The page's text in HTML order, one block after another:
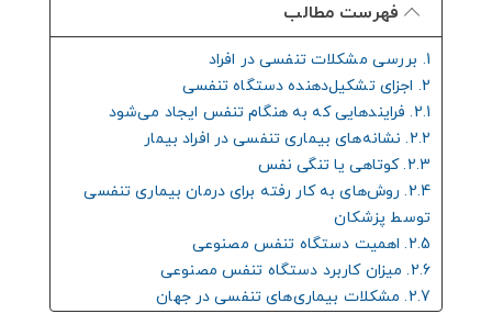
فهرست مطالب
1. بررسی مشکلات تنفسی در افراد
2. اجزای تشکیل‌دهنده دستگاه تنفسی
2.1. فرایندهایی که به هنگام تنفس ایجاد می‌شود
2.2. نشانه‌های بیماری تنفسی در افراد بیمار
2.3. کوتاهی یا تنگی نفس
2.4. روش‌های به ‌کار رفته برای درمان بیماری تنفسی
توسط پزشکان
2.5. اهمیت دستگاه تنفس مصنوعی
2.6. میزان کاربرد دستگاه تنفس مصنوعی
2.7. مشکلات بیماری‌های تنفسی در جهان